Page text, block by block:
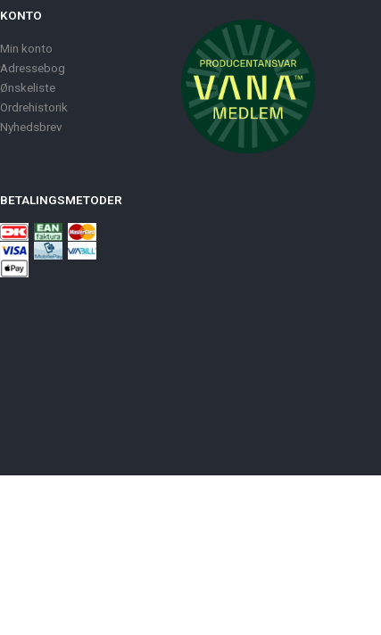
KONTO
Min konto
Adressebog
Ønskeliste
Ordrehistorik
Nyhedsbrev
BETALINGSMETODER